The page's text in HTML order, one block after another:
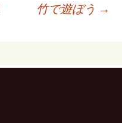
竹で遊ぼう →